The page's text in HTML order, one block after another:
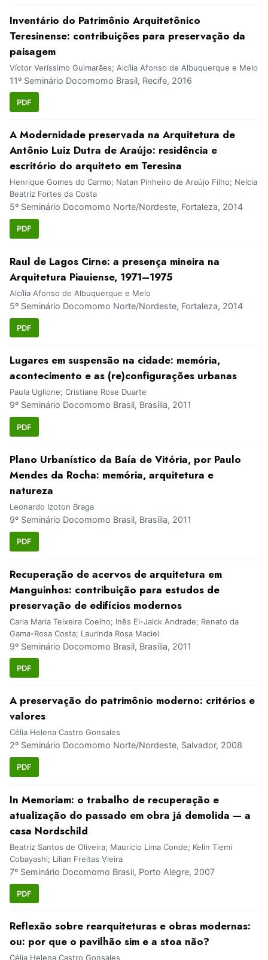
Inventário do Patrimônio Arquitetônico
Teresinense: contribuições para preservação da
paisagem
Víctor Veríssimo Guimarães; Alcília Afonso de Albuquerque e Melo
11º Seminário Docomomo Brasil, Recife, 2016
PDF
A Modernidade preservada na Arquitetura de
Antônio Luiz Dutra de Araújo: residência e
escritório do arquiteto em Teresina
Henrique Gomes do Carmo; Natan Pinheiro de Araújo Filho; Nelcia
Beatriz Fortes da Costa
5º Seminário Docomomo Norte/Nordeste, Fortaleza, 2014
PDF
Raul de Lagos Cirne: a presença mineira na
Arquitetura Piauiense, 1971–1975
Alcília Afonso de Albuquerque e Melo
5º Seminário Docomomo Norte/Nordeste, Fortaleza, 2014
PDF
Lugares em suspensão na cidade: memória,
acontecimento e as (re)configurações urbanas
Paula Uglione; Cristiane Rose Duarte
9º Seminário Docomomo Brasil, Brasília, 2011
PDF
Plano Urbanístico da Baía de Vitória, por Paulo
Mendes da Rocha: memória, arquitetura e
natureza
Leonardo Izoton Braga
9º Seminário Docomomo Brasil, Brasília, 2011
PDF
Recuperação de acervos de arquitetura em
Manguinhos: contribuição para estudos de
preservação de edifícios modernos
Carla Maria Teixeira Coelho; Inês El-Jaick Andrade; Renato da
Gama-Rosa Costa; Laurinda Rosa Maciel
9º Seminário Docomomo Brasil, Brasília, 2011
PDF
A preservação do patrimônio moderno: critérios e
valores
Célia Helena Castro Gonsales
2º Seminário Docomomo Norte/Nordeste, Salvador, 2008
PDF
In Memoriam: o trabalho de recuperação e
atualização do passado em obra já demolida — a
casa Nordschild
Beatriz Santos de Oliveira; Mauricio Lima Conde; Kelin Tiemi
Cobayashi; Lilian Freitas Vieira
7º Seminário Docomomo Brasil, Porto Alegre, 2007
PDF
Reflexão sobre rearquiteturas e obras modernas:
ou: por que o pavilhão sim e a stoa não?
Célia Helena Castro Gonsales